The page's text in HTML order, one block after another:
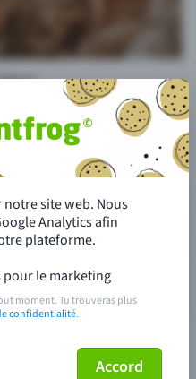
notre site web. Nous
Analytics afin
plateforme.
le marketing
moment. Tu trouveras plus
confidentialité.
Accord